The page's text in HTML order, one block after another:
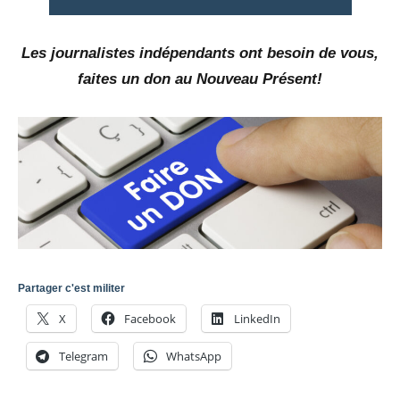
Les journalistes indépendants ont besoin de vous,
faites un don au Nouveau Présent!
Partager c'est militer
X Facebook LinkedIn
Telegram WhatsApp